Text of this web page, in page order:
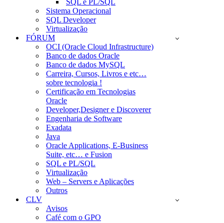
SQL e PL/SQL
Sistema Operacional
SQL Developer
Virtualização
FÓRUM
OCI (Oracle Cloud Infrastructure)
Banco de dados Oracle
Banco de dados MySQL
Carreira, Cursos, Livros e etc…
sobre tecnologia !
Certificação em Tecnologias
Oracle
Developer,Designer e Discoverer
Engenharia de Software
Exadata
Java
Oracle Applications, E-Business
Suite, etc… e Fusion
SQL e PL/SQL
Virtualização
Web – Servers e Aplicações
Outros
CLV
Avisos
Café com o GPO